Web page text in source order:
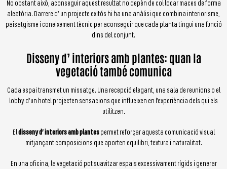
No obstant això, aconseguir aquest resultat no depèn de col·locar maces de forma
aleatòria. Darrere d’ un projecte exitós hi ha una anàlisi que combina interiorisme,
paisatgisme i coneixement tècnic per aconseguir que cada planta tingui una funció
dins del conjunt.
Disseny d’ interiors amb plantes: quan la
vegetació també comunica
Cada espai transmet un missatge. Una recepció elegant, una sala de reunions o el
lobby d’un hotel projecten sensacions que influeixen en l’experiència dels qui els
utilitzen.
Eldisseny d’ interiors amb plantespermet reforçar aquesta comunicació visual
mitjançant composicions que aporten equilibri, textura i naturalitat.
En una oficina, la vegetació pot suavitzar espais excessivament rígids i generar